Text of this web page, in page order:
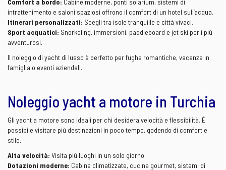
Comfort a bordo: Cabine moderne, ponti solarium, sistemi di
intrattenimento e saloni spaziosi offrono il comfort di un hotel sull’acqua.
Itinerari personalizzati: Scegli tra isole tranquille e città vivaci.
Sport acquatici: Snorkeling, immersioni, paddleboard e jet ski per i più
avventurosi.
Il noleggio di yacht di lusso è perfetto per fughe romantiche, vacanze in
famiglia o eventi aziendali.
Noleggio yacht a motore in Turchia
Gli yacht a motore sono ideali per chi desidera velocità e flessibilità. È
possibile visitare più destinazioni in poco tempo, godendo di comfort e
stile.
Alta velocità: Visita più luoghi in un solo giorno.
Dotazioni moderne: Cabine climatizzate, cucina gourmet, sistemi di